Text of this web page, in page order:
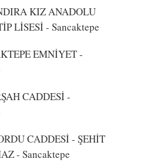
KIZ ANADOLU
LİSESİ- Sancaktepe
EMNİYET-
CADDESİ-
CADDESİ - ŞEHİT
- Sancaktepe